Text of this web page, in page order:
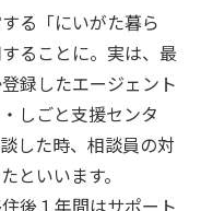
る「にいがた暮ら
ることに。実は、最
録したエージェント
しごと支援センタ
した時、相談員の対
といいます。